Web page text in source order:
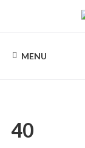
WHITE
ROCKS
de
Chalets
bois
MENU
40